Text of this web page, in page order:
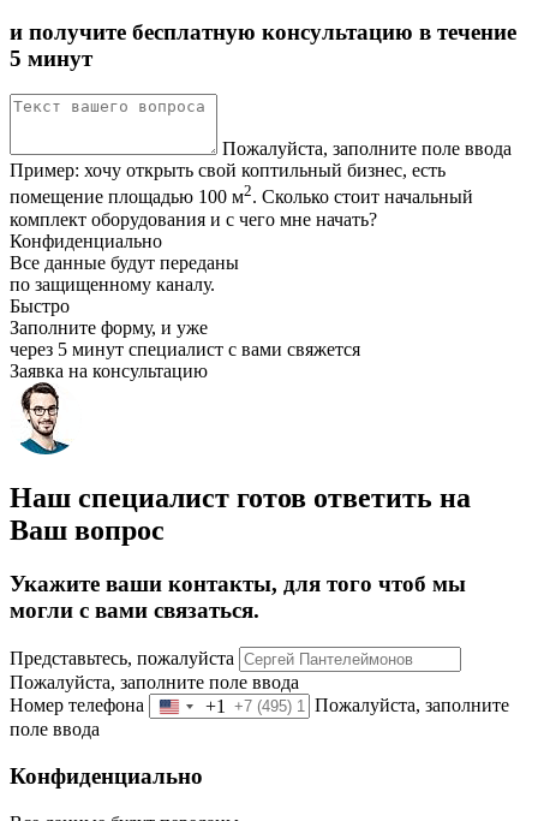
и получите бесплатную консультацию в течение
5 минут
Пожалуйста, заполните поле ввода
Пример: хочу открыть свой коптильный бизнес, есть
помещение площадью 100 м2. Сколько стоит начальный
комплект оборудования и с чего мне начать?
Конфиденциально
Все данные будут переданы
по защищенному каналу.
Быстро
Заполните форму, и уже
через 5 минут специалист с вами свяжется
Заявка на консультацию
Наш специалист готов ответить на
Ваш вопрос
Укажите ваши контакты, для того чтоб мы
могли с вами связаться.
Представьтесь, пожалуйста
Пожалуйста, заполните поле ввода
Номер телефона
Соединенные
+1
Пожалуйста, заполните
поле ввода
Конфиденциально